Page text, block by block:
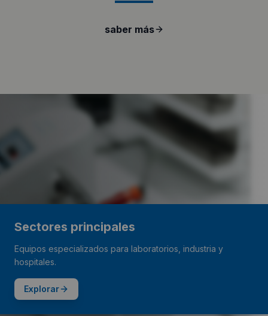
saber más
Sectores principales
Equipos especializados para laboratorios, industria y
hospitales.
Explorar